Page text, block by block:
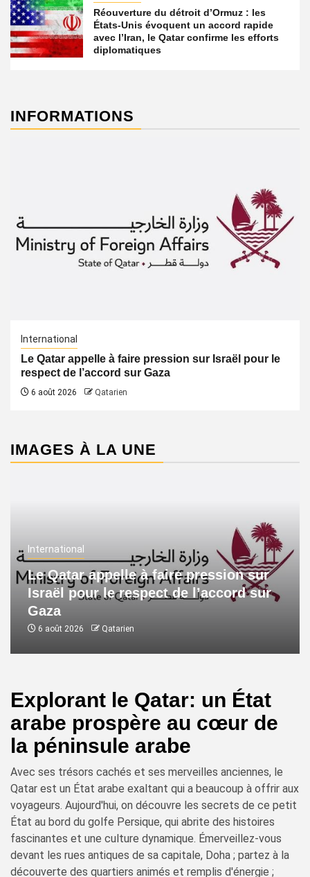
Réouverture du détroit d’Ormuz : les
États-Unis évoquent un accord rapide
avec l’Iran, le Qatar confirme les efforts
diplomatiques
INFORMATIONS
International
Le Qatar appelle à faire pression sur Israël pour le
respect de l’accord sur Gaza
6 août 2026 Qatarien
IMAGES À LA UNE
International
Le Qatar appelle à faire pression sur
Israël pour le respect de l’accord sur
Gaza
6 août 2026 Qatarien
Explorant le Qatar: un État
arabe prospère au cœur de
la péninsule arabe
Avec ses trésors cachés et ses merveilles anciennes, le
Qatar est un État arabe exaltant qui a beaucoup à offrir aux
voyageurs. Aujourd'hui, on découvre les secrets de ce petit
État au bord du golfe Persique, qui abrite des histoires
fascinantes et une culture dynamique. Émerveillez-vous
devant les rues antiques de sa capitale, Doha ; partez à la
découverte des quartiers animés et remplis d'énergie ;